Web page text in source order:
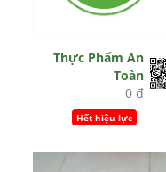
Thực Phẩm An
Toàn
0 đ
Hết hiệu lực